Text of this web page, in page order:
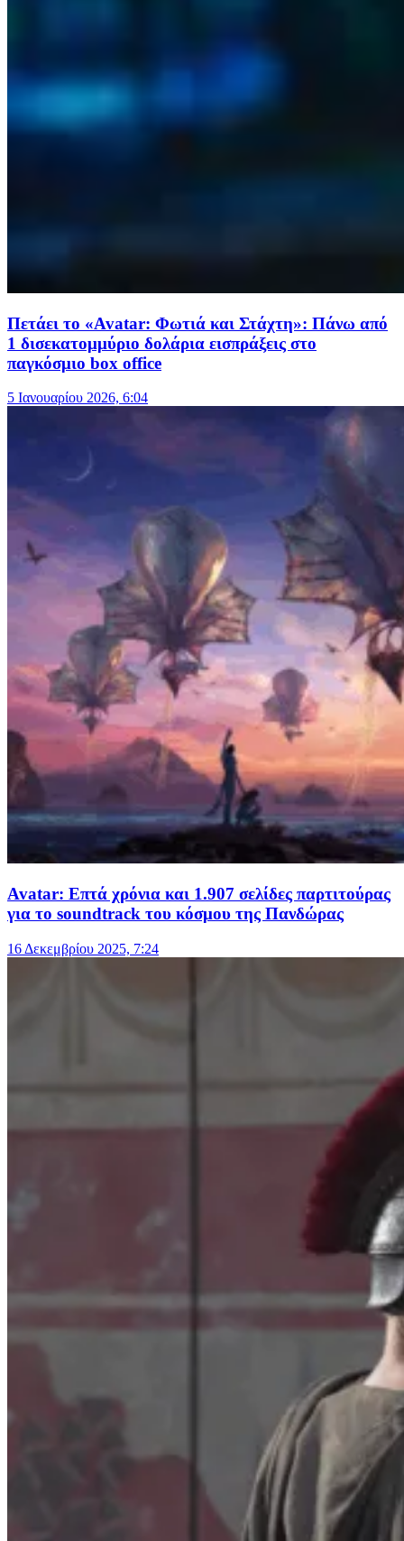
Πετάει το «Avatar: Φωτιά και Στάχτη»: Πάνω από
1 δισεκατομμύριο δολάρια εισπράξεις στο
παγκόσμιο box office
5 Ιανουαρίου 2026, 6:04
Avatar: Επτά χρόνια και 1.907 σελίδες παρτιτούρας
για το soundtrack του κόσμου της Πανδώρας
16 Δεκεμβρίου 2025, 7:24